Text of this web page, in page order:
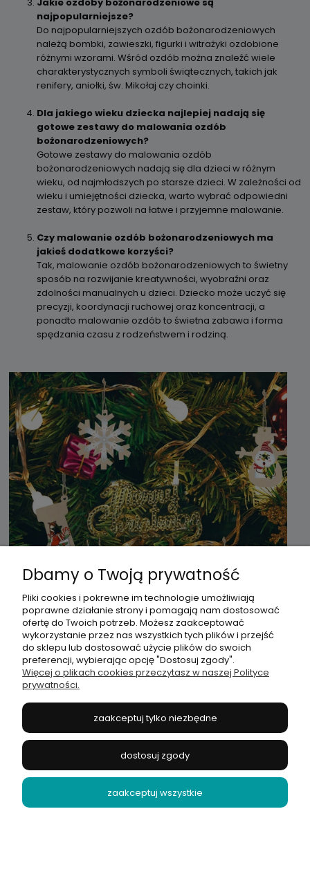
najpopularniejsze?
Do najpopularniejszych ozdób bożonarodzeniowych
należą bombki, zawieszki, figurki i witrażyki ozdobione
różnymi wzorami. Wśród ozdób można znaleźć wiele
charakterystycznych symboli świątecznych, takich jak
renifery, aniołki, św. Mikołaj czy choinki.
Dla jakiego wieku dziecka najlepiej nadają się
gotowe zestawy do malowania ozdób
bożonarodzeniowych?
Gotowe zestawy do malowania ozdób
bożonarodzeniowych nadają się dla dzieci w różnym
wieku, od najmłodszych po starsze dzieci. W zależności od
wieku i umiejętności dziecka, warto wybrać odpowiedni
zestaw, który pozwoli na łatwe i przyjemne malowanie.
Czy malowanie ozdób bożonarodzeniowych ma
jakieś dodatkowe korzyści?
Tak, malowanie ozdób bożonarodzeniowych to świetny
sposób na rozwijanie kreatywności, wyobraźni oraz
zdolności manualnych u dzieci. Dziecko może uczyć się
precyzji, koordynacji ruchowej oraz koncentracji, a
ponadto malowanie ozdób to świetna zabawa i forma
spędzania czasu z rodzeństwem i rodziną.
Bombki do malowania drewniane zawieszki + farby DIY
Inni Klienci kupili również
Dbamy o Twoją prywatność
Pliki cookies i pokrewne im technologie umożliwiają
poprawne działanie strony i pomagają nam dostosować
ofertę do Twoich potrzeb. Możesz zaakceptować
wykorzystanie przez nas wszystkich tych plików i przejść
do sklepu lub dostosować użycie plików do swoich
preferencji, wybierając opcję "Dostosuj zgody".
Więcej o plikach cookies przeczytasz w naszej Polityce
prywatności.
zaakceptuj tylko niezbędne
dostosuj zgody
zaakceptuj wszystkie